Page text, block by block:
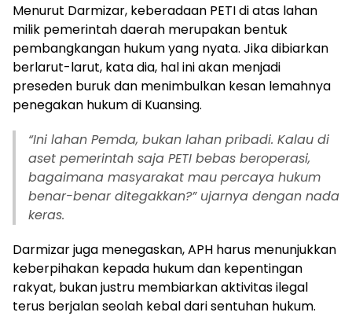
Menurut Darmizar, keberadaan PETI di atas lahan
milik pemerintah daerah merupakan bentuk
pembangkangan hukum yang nyata. Jika dibiarkan
berlarut-larut, kata dia, hal ini akan menjadi
preseden buruk dan menimbulkan kesan lemahnya
penegakan hukum di Kuansing.
“Ini lahan Pemda, bukan lahan pribadi. Kalau di
aset pemerintah saja PETI bebas beroperasi,
bagaimana masyarakat mau percaya hukum
benar-benar ditegakkan?” ujarnya dengan nada
keras.
Darmizar juga menegaskan, APH harus menunjukkan
keberpihakan kepada hukum dan kepentingan
rakyat, bukan justru membiarkan aktivitas ilegal
terus berjalan seolah kebal dari sentuhan hukum.